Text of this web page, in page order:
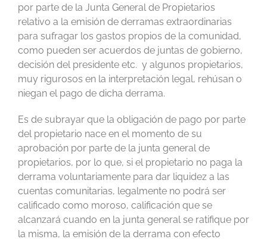
por parte de la Junta General de Propietarios
relativo a la emisión de derramas extraordinarias
para sufragar los gastos propios de la comunidad,
como pueden ser acuerdos de juntas de gobierno,
decisión del presidente etc. y algunos propietarios,
muy rigurosos en la interpretación legal, rehúsan o
niegan el pago de dicha derrama.
Es de subrayar que la obligación de pago por parte
del propietario nace en el momento de su
aprobación por parte de la junta general de
propietarios, por lo que, si el propietario no paga la
derrama voluntariamente para dar liquidez a las
cuentas comunitarias, legalmente no podrá ser
calificado como moroso, calificación que se
alcanzará cuando en la junta general se ratifique por
la misma, la emisión de la derrama con efecto